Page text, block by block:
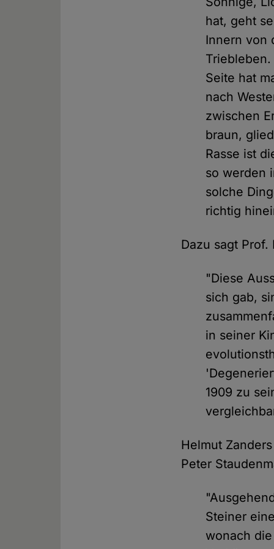
hat, geht
Innern von
Seite hat
nach
zwischen
braun,
Rasse ist
so werden
solche
richtig
Dazu sagt Prof.
"Diese
sich gab,
in seiner
1909 zu
Helmut
Peter
Steiner
wonach